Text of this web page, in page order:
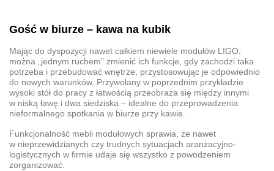
Gość w biurze – kawa na kubik
Mając do dyspozycji nawet całkiem niewiele modułów LIGO,
można „jednym ruchem” zmienić ich funkcje, gdy zachodzi taka
potrzeba i przebudować wnętrze, przystosowując je odpowiednio
do nowych warunków. Przywołany w poprzednim przykładzie
wysoki stół do pracy z łatwością przeobraża się między innymi
w niską ławę i dwa siedziska – idealne do przeprowadzenia
nieformalnego spotkania w biurze przy kawie.
Funkcjonalność mebli modułowych sprawia, że nawet
w nieprzewidzianych czy trudnych sytuacjach aranżacyjno-
logistycznych w firmie udaje się wszystko z powodzeniem
zorganizować.